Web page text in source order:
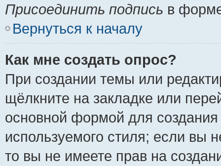
Присоединить подпись в
Вернуться к началу
Как мне создать опрос?
При создании темы или
щёлкните на закладке или
основной формой для
используемого стиля; если вы
то вы не имеете прав на